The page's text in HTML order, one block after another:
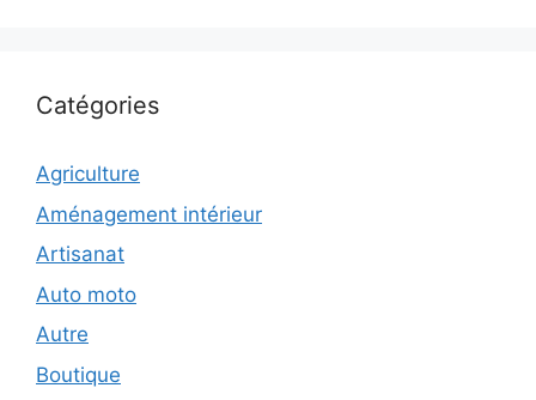
Catégories
Agriculture
Aménagement intérieur
Artisanat
Auto moto
Autre
Boutique